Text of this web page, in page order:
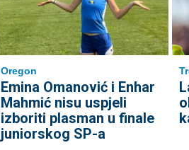
Oregon
Emina Omanović i Enhar
Mahmić nisu uspjeli
izboriti plasman u finale
juniorskog SP-a